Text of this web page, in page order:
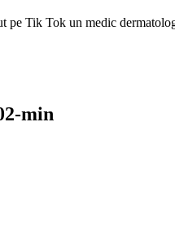
pe Tik Tok un medic
min